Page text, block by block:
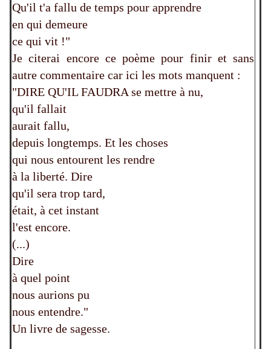
Qu'il t'a fallu de temps pour apprendre
en qui demeure
ce qui vit !"
Je citerai encore ce poème pour finir et sans
autre commentaire car ici les mots manquent :
"DIRE QU'IL FAUDRA se mettre à nu,
qu'il fallait
aurait fallu,
depuis longtemps. Et les choses
qui nous entourent les rendre
à la liberté. Dire
qu'il sera trop tard,
était, à cet instant
l'est encore.
(...)
Dire
à quel point
nous aurions pu
nous entendre."
Un livre de sagesse.